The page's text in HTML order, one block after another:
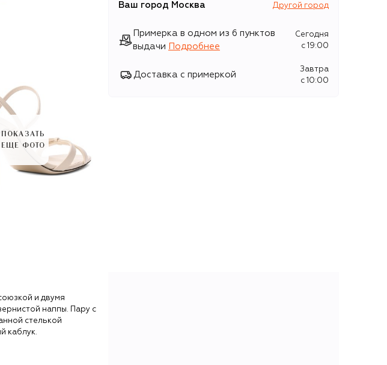
ПОКАЗАТЬ
ЕЩЕ ФОТО
Ваш город Москва Другой город
Примерка в одном из 6 пунктов
выдачи
Подробнее
Сегодня
c 19:00
Доставка с примеркой
Завтра
c 10:00
и двумя
наппы. Пару с
стелькой
каблук.